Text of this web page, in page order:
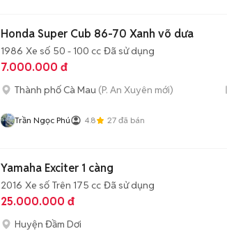
Honda Super Cub 86-70 Xanh võ dưa
1986 Xe số 50 - 100 cc Đã sử dụng
7.000.000 đ
Thành phố Cà Mau (P. An Xuyên mới)
Trần Ngọc Phú 4.8 27 đã bán
Yamaha Exciter 1 càng
2016 Xe số Trên 175 cc Đã sử dụng
25.000.000 đ
Huyện Đầm Dơi